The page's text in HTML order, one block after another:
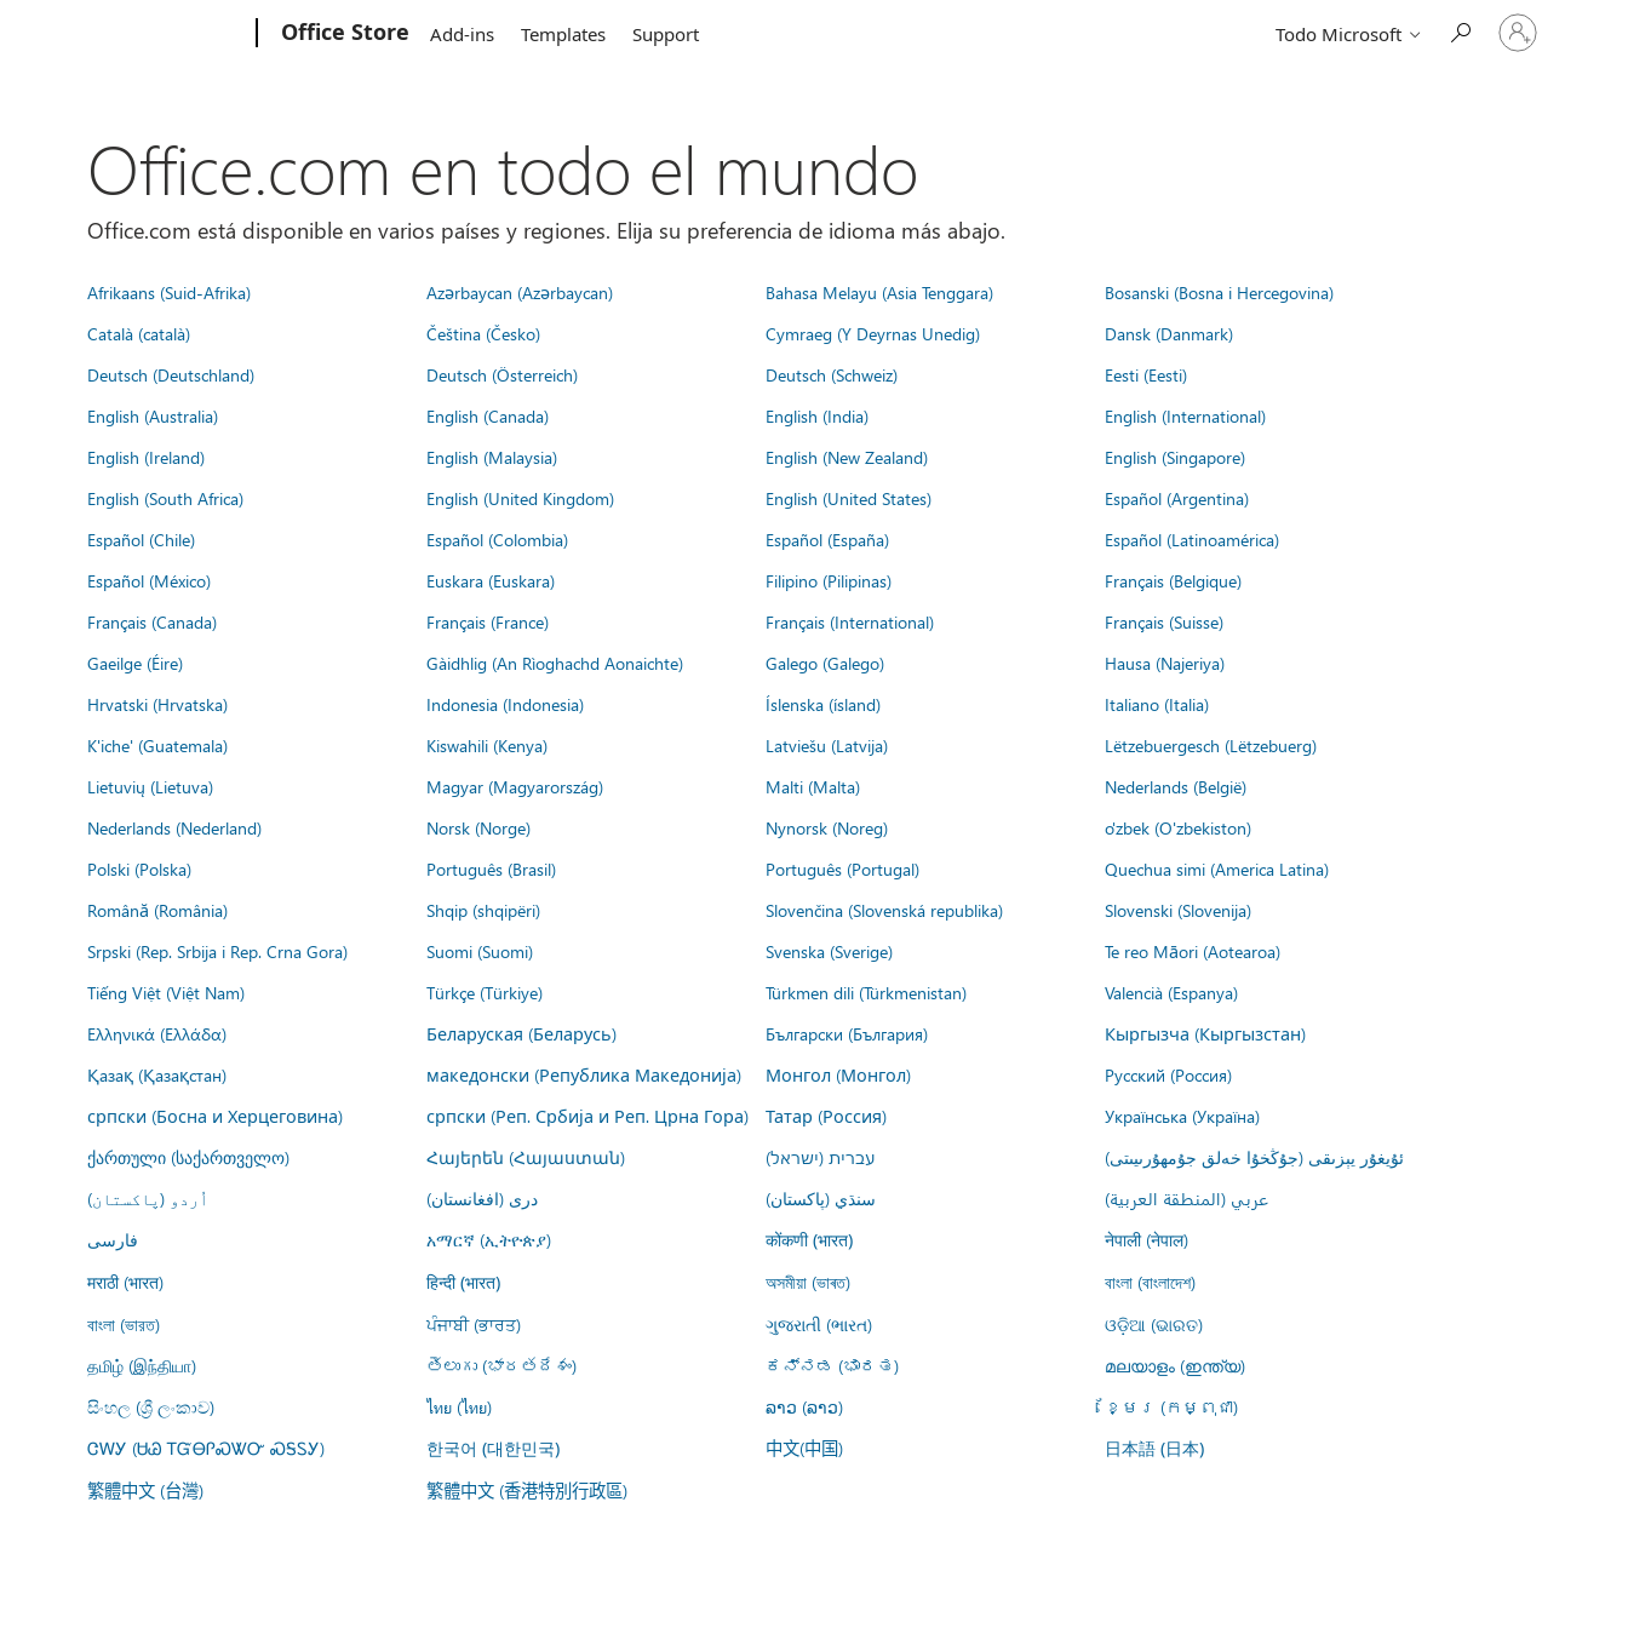
Office Store Add-ins Templates Support Todo Microsoft
Iniciar
sesión
Office.com en todo el mundo
Office.com está disponible en varios países y regiones. Elija su preferencia de idioma más abajo.
Afrikaans (Suid-Afrika) Azərbaycan (Azərbaycan) Bahasa Melayu (Asia Tenggara)
Bosanski (Bosna i Hercegovina)
Català (català)
Čeština (Česko) Cymraeg (Y Deyrnas Unedig)
Dansk (Danmark)
Deutsch (Deutschland)
Deutsch (Österreich) Deutsch (Schweiz)
Eesti (Eesti)
English (Australia)
English (Canada) English (India)
English (International)
English (Ireland)
English (Malaysia) English (New Zealand)
English (Singapore)
English (South Africa)
English (United Kingdom) English (United States)
Español (Argentina)
Español (Chile)
Español (Colombia) Español (España)
Español (Latinoamérica)
Español (México)
Euskara (Euskara) Filipino (Pilipinas)
Français (Belgique)
Français (Canada)
Français (France) Français (International)
Français (Suisse)
Gaeilge (Éire)
Gàidhlig (An Rìoghachd Aonaichte) Galego (Galego)
Hausa (Najeriya)
Hrvatski (Hrvatska)
Indonesia (Indonesia) Íslenska (ísland)
Italiano (Italia)
K'iche' (Guatemala)
Kiswahili (Kenya) Latviešu (Latvija)
Lëtzebuergesch (Lëtzebuerg)
Lietuvių (Lietuva)
Magyar (Magyarország) Malti (Malta)
Nederlands (België)
Nederlands (Nederland)
Norsk (Norge) Nynorsk (Noreg)
o'zbek (O'zbekiston)
Polski (Polska)
Português (Brasil) Português (Portugal)
Quechua simi (America Latina)
Română (România)
Shqip (shqipëri) Slovenčina (Slovenská republika)
Slovenski (Slovenija)
Srpski (Rep. Srbija i Rep. Crna Gora)
Suomi (Suomi) Svenska (Sverige)
Te reo Māori (Aotearoa)
Tiếng Việt (Việt Nam)
Türkçe (Türkiye) Türkmen dili (Türkmenistan)
Valencià (Espanya)
Ελληνικά (Ελλάδα)
Беларуская (Беларусь) Български (България)
Кыргызча (Кыргызстан)
Қазақ (Қазақстан)
македонски (Република Македонија) Монгол (Монгол)
Русский (Россия)
српски (Босна и Херцеговина)
српски (Реп. Србија и Реп. Црна Гора) Татар (Россия)
Українська (Україна)
ქართული (საქართველო)
Հայերեն (Հայաստան) עברית (ישראל)
ئۇيغۇر يېزىقى (جۇڭخۇا خەلق جۇمھۇرىيىتى)
اُردو (پاکستان)
درى (افغانستان) سنڌي (پاکستان)
عربي (المنطقة العربية)
فارسى
አማርኛ (ኢትዮጵያ) कोंकणी (भारत)
नेपाली (नेपाल)
मराठी (भारत)
हिन्दी (भारत) অসমীয়া (ভাৰত)
বাংলা (বাংলাদেশ)
বাংলা (ভারত)
ਪੰਜਾਬੀ (ਭਾਰਤ) ગુજરાતી (ભારત)
ଓଡ଼ିଆ (ଭାରତ)
தமிழ் (இந்தியா)
తెలుగు (భారతదేశం) ಕನ್ನಡ (ಭಾರತ)
മലയാളം (ഇന്ത്യ)
සිංහල (ශ්‍රී ලංකාව)
ไทย (ไทย) ລາວ (ລາວ)
ខ្មែរ (កម្ពុជា)
ᏣᎳᎩ (ᏌᏊ ᎢᏳᎾᎵᏍᏔᏅ ᏍᎦᏚᎩ)
한국어 (대한민국) 中文(中国) 日本語 (日本)
繁體中文 (台灣) 繁體中文 (香港特別行政區)